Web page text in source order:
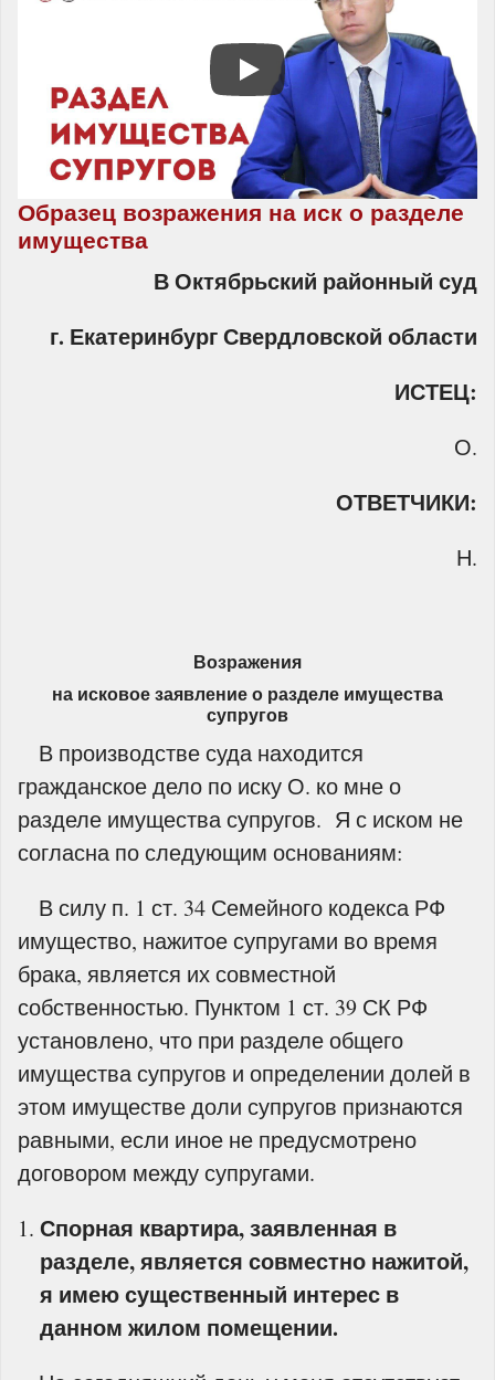
Образец возражения на иск о разделе
имущества
В Октябрьский районный суд
г. Екатеринбург Свердловской области
ИСТЕЦ:
О.
ОТВЕТЧИКИ:
Н.
Возражения
на исковое заявление о разделе имущества
супругов
В производстве суда находится
гражданское дело по иску О. ко мне о
разделе имущества супругов. Я с иском не
согласна по следующим основаниям:
В силу п. 1 ст. 34 Семейного кодекса РФ
имущество, нажитое супругами во время
брака, является их совместной
собственностью. Пунктом 1 ст. 39 СК РФ
установлено, что при разделе общего
имущества супругов и определении долей в
этом имуществе доли супругов признаются
равными, если иное не предусмотрено
договором между супругами.
Спорная квартира, заявленная в
разделе, является совместно нажитой,
я имею существенный интерес в
данном жилом помещении.